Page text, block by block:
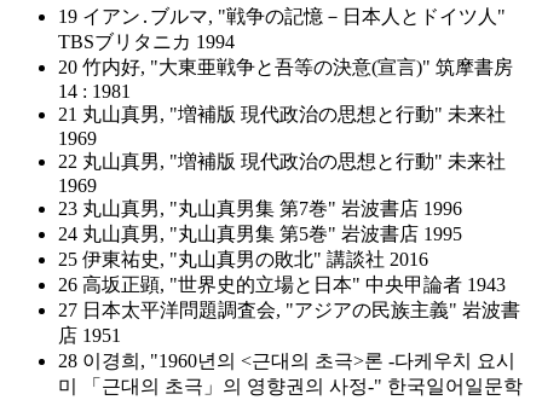
19 イアン․ブルマ, "戦争の記憶－日本人とドイツ人"
TBSブリタニカ 1994
20 竹内好, "大東亜戦争と吾等の決意(宣言)" 筑摩書房
14 : 1981
21 丸山真男, "増補版 現代政治の思想と行動" 未来社
1969
22 丸山真男, "増補版 現代政治の思想と行動" 未来社
1969
23 丸山真男, "丸山真男集 第7巻" 岩波書店 1996
24 丸山真男, "丸山真男集 第5巻" 岩波書店 1995
25 伊東祐史, "丸山真男の敗北" 講談社 2016
26 高坂正顕, "世界史的立場と日本" 中央甲論者 1943
27 日本太平洋問題調査会, "アジアの民族主義" 岩波書
店 1951
28 이경희, "1960년의 <근대의 초극>론 -다케우치 요시
미 「근대의 초극」의 영향권의 사정-" 한국일어일문학